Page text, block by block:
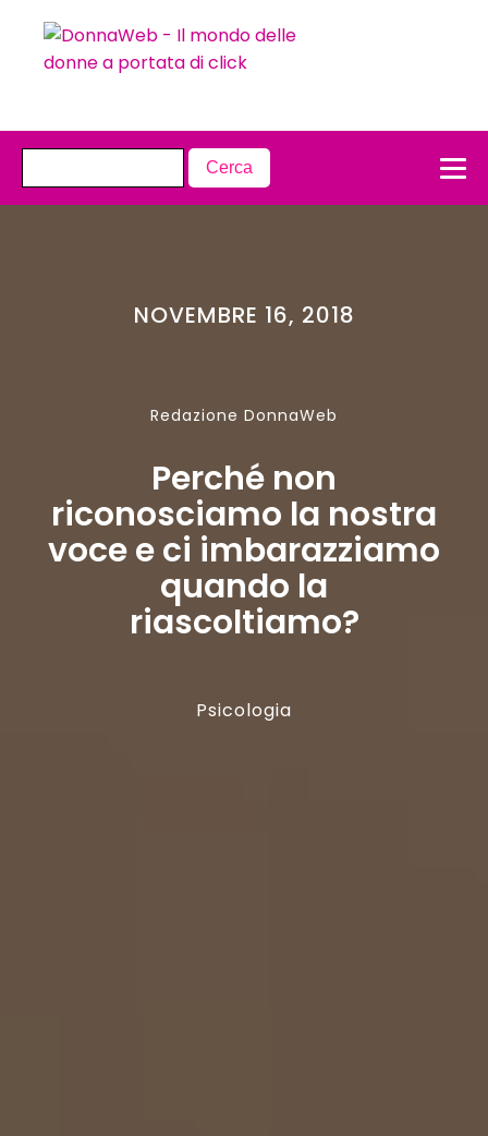
NOVEMBRE 16, 2018
Redazione DonnaWeb
Perché non
riconosciamo la nostra
voce e ci imbarazziamo
quando la
riascoltiamo?
Psicologia